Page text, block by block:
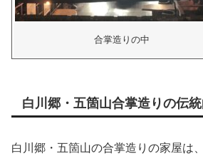
合掌造りの中
白川郷・五箇山合掌造りの伝
白川郷・五箇山の合掌造りの家屋は